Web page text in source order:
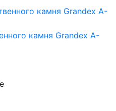
камня Grandex A-